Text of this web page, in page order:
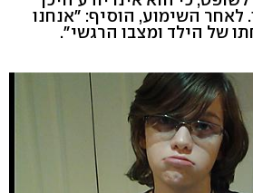
השימוע, הוסיף: "אנחנו
של הילד ומצבו הרגשי".